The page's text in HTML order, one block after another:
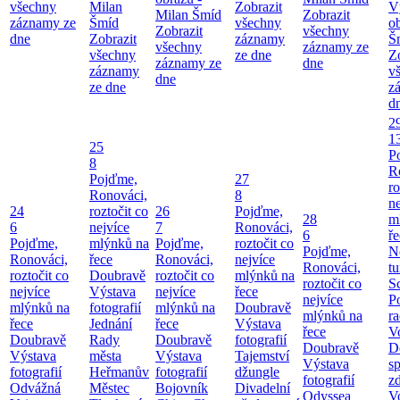
všechny
záznamy ze
dne
Milan
Šmíd
Zobrazit
všechny
záznamy
ze dne
Milan Šmíd
Zobrazit
všechny
záznamy ze
dne
Zobrazit
všechny
záznamy
ze dne
Zobrazit
všechny
záznamy ze
dne
24
6
Pojďme,
Ronováci,
roztočit co
nejvíce
mlýnků na
řece
Doubravě
Výstava
fotografií
Odvážná
25
8
Pojďme,
Ronováci,
roztočit co
nejvíce
mlýnků na
řece
Doubravě
Výstava
fotografií
Jednání
Rady
města
Heřmanův
Městec
26
7
Pojďme,
Ronováci,
roztočit co
nejvíce
mlýnků na
řece
Doubravě
Výstava
fotografií
Bojovník
27
8
Pojďme,
Ronováci,
roztočit co
nejvíce
mlýnků na
řece
Doubravě
Výstava
fotografií
Tajemství
džungle
Divadelní
28
6
Pojďme,
Ronováci,
roztočit co
nejvíce
mlýnků na
řece
Doubravě
Výstava
fotografií
Odyssea